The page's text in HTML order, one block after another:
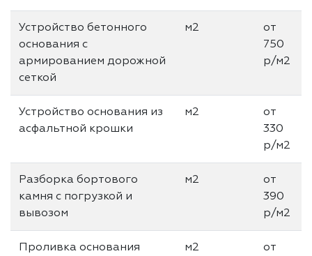
Устройство бетонного
основания с
армированием дорожной
сеткой
м2
от
750
р/м2
Устройство основания из
асфальтной крошки
м2
от
330
р/м2
Разборка бортового
камня с погрузкой и
вывозом
м2
от
390
р/м2
Проливка основания
м2
от